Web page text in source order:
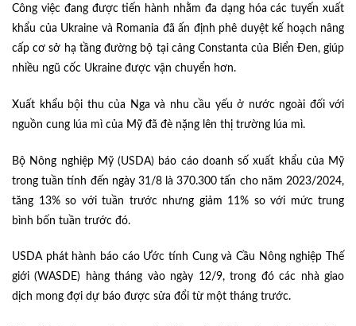
Công việc đang được tiến hành nhằm đa dạng hóa các tuyến xuất
khẩu của Ukraine và Romania đã ấn định phê duyệt kế hoạch nâng
cấp cơ sở hạ tầng đường bộ tại cảng Constanta của Biển Đen, giúp
nhiều ngũ cốc Ukraine được vận chuyển hơn.
Xuất khẩu bội thu của Nga và nhu cầu yếu ở nước ngoài đối với
nguồn cung lúa mì của Mỹ đã đè nặng lên thị trường lúa mì.
Bộ Nông nghiệp Mỹ (USDA) báo cáo doanh số xuất khẩu của Mỹ
trong tuần tính đến ngày 31/8 là 370.300 tấn cho năm 2023/2024,
tăng 13% so với tuần trước nhưng giảm 11% so với mức trung
bình bốn tuần trước đó.
USDA phát hành báo cáo Ước tính Cung và Cầu Nông nghiệp Thế
giới (WASDE) hàng tháng vào ngày 12/9, trong đó các nhà giao
dịch mong đợi dự báo được sửa đổi từ một tháng trước.